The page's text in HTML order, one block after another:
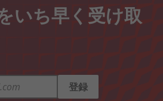
いち早く受け取
登録